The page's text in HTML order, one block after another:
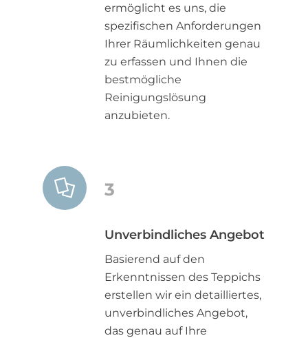
ermöglicht es uns, die
spezifischen Anforderungen
Ihrer Räumlichkeiten genau
zu erfassen und Ihnen die
bestmögliche
Reinigungslösung
anzubieten.
3
Unverbindliches Angebot
Basierend auf den
Erkenntnissen des Teppichs
erstellen wir ein detailliertes,
unverbindliches Angebot,
das genau auf Ihre